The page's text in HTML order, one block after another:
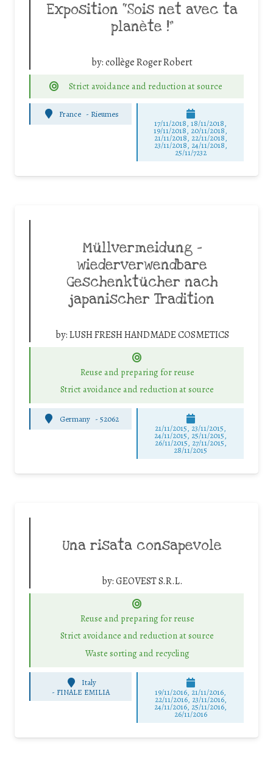
Exposition “Sois net avec ta
planète !”
by:collège Roger Robert
Strict avoidance and reduction at source
France - Rieumes
17/11/2018, 18/11/2018,
19/11/2018, 20/11/2018,
21/11/2018, 22/11/2018,
23/11/2018, 24/11/2018,
25/11/7232
Müllvermeidung –
wiederverwendbare
Geschenktücher nach
japanischer Tradition
by:LUSH FRESH HANDMADE COSMETICS
Reuse and preparing for reuse
Strict avoidance and reduction at source
Germany - 52062
21/11/2015, 23/11/2015,
24/11/2015, 25/11/2015,
26/11/2015, 27/11/2015,
28/11/2015
Una risata consapevole
by:GEOVEST S.R.L.
Reuse and preparing for reuse
Strict avoidance and reduction at source
Waste sorting and recycling
Italy
- FINALE EMILIA 19/11/2016, 21/11/2016,
22/11/2016, 23/11/2016,
24/11/2016, 25/11/2016,
26/11/2016